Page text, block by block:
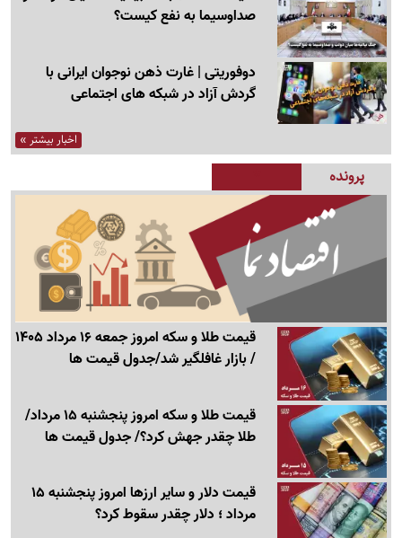
صداوسیما به نفع کیست؟
دوفوریتی | غارت ذهن نوجوان ایرانی با
گردش آزاد در شبکه های اجتماعی
اخبار بیشتر »
پرونده
قیمت طلا و سکه امروز جمعه 16 مرداد 1405
/ بازار غافلگیر شد/جدول قیمت ها
قیمت طلا و سکه امروز پنجشنبه 15 مرداد/
طلا چقدر جهش کرد؟/ جدول قیمت ها
قیمت دلار و سایر ارزها امروز پنجشنبه 15
مرداد ؛ دلار چقدر سقوط کرد؟